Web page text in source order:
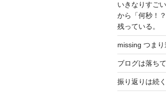
いきなりすご
から「何秒！
残っている。
missing つま
ブログは落ちて
振り返りは続